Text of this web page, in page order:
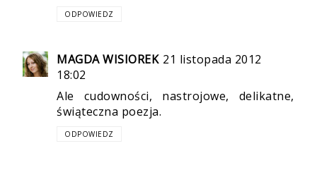
ODPOWIEDZ
MAGDA WISIOREK 21 listopada 2012
18:02
Ale cudowności, nastrojowe, delikatne,
świąteczna poezja.
ODPOWIEDZ